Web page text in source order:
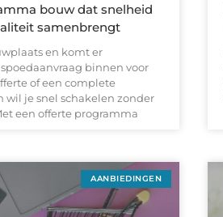
bouw dat snelheid
samenbrengt
en komt er
binnen voor
of een complete
wil je snel schakelen zonder
een offerte programma
AANBIEDINGEN